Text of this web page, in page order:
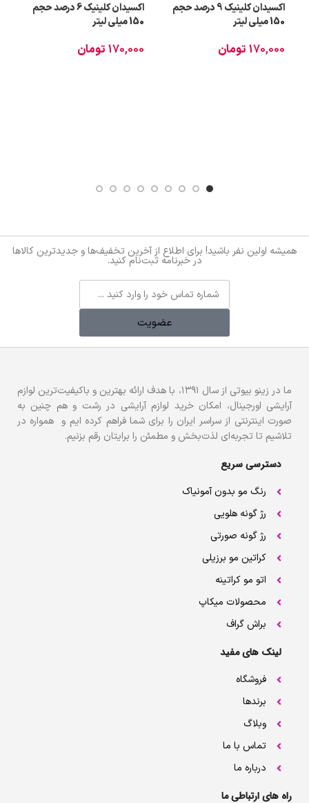
اکسیدان کلینیک 9 درصد حجم
150 میلی لیتر
170,000 تومان
اکسیدان کلینیک 6 درصد حجم
150 میلی لیتر
170,000 تومان
همیشه اولین نفر باشید! برای اطلاع از آخرین تخفیف‌ها و جدیدترین کالاها
در خبرنامه ثبت‌نام کنید.
عضویت
ما در زینو بیوتی از سال ۱۳۹۱، با هدف ارائه بهترین و باکیفیت‌ترین لوازم
آرایشی اورجینال، امکان خرید لوازم آرایشی در رشت و هم چنین به
صورت اینترنتی از سراسر ایران را برای شما فراهم کرده ایم و همواره در
تلاشیم تا تجربه‌ای لذت‌بخش و مطمئن را برایتان رقم بزنیم.
دسترسی سریع
رنگ مو بدون آمونیاک
رژ گونه هلویی
رژ گونه صورتی
کراتین مو برزیلی
اتو مو کراتینه
محصولات میکاپ
براش گراف
لینک های مفید
فروشگاه
برندها
وبلاگ
تماس با ما
درباره ما
راه های ارتباطی ما